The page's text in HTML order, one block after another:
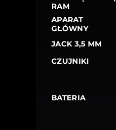
RAM
APARAT
GŁÓWNY
JACK 3,5 MM
CZUJNIKI
BATERIA